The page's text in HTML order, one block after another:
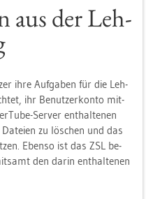
aus der Leh­
ihre Auf­ga­ben für die Leh­
ihr Be­nut­zer­kon­to mit­
Ser­ver ent­hal­te­nen
zu lö­schen und das
Eben­so ist das ZSL be­
den darin ent­hal­te­nen